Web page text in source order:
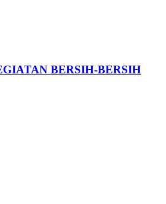
BERSIH-BERSIH